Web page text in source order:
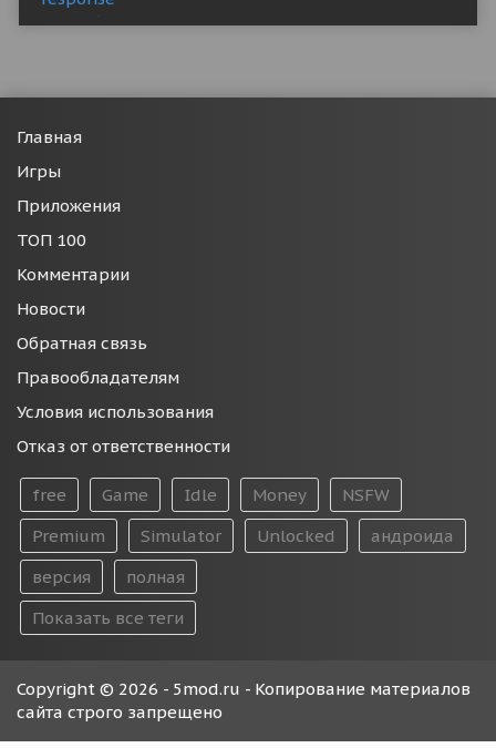
Главная
Игры
Приложения
ТОП 100
Комментарии
Новости
Обратная связь
Правообладателям
Условия использования
Отказ от ответственности
free Game Idle Money
NSFW
Premium
Simulator Unlocked
андроида
версия
полная
Показать все теги
Copyright © 2026 - 5mod.ru - Копирование материалов
сайта строго запрещено